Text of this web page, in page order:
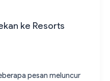
ke Resorts
pesan meluncur